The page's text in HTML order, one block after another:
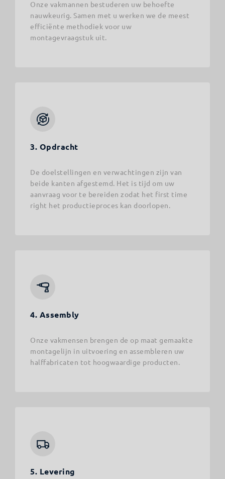
Onze vakmannen bestuderen uw behoefte
nauwkeurig. Samen met u werken we de meest
efficiënte methodiek voor uw
montagevraagstuk uit.
3. Opdracht
De doelstellingen en verwachtingen zijn van
beide kanten afgestemd. Het is tijd om uw
aanvraag voor te bereiden zodat het first time
right het productieproces kan doorlopen.
4. Assembly
Onze vakmensen brengen de op maat gemaakte
montagelijn in uitvoering en assembleren uw
halffabricaten tot hoogwaardige producten.
5. Levering